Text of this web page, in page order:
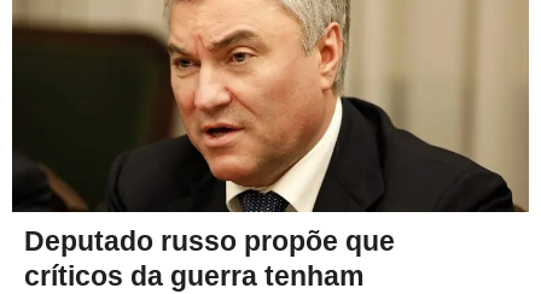
Deputado russo propõe que
críticos da guerra tenham